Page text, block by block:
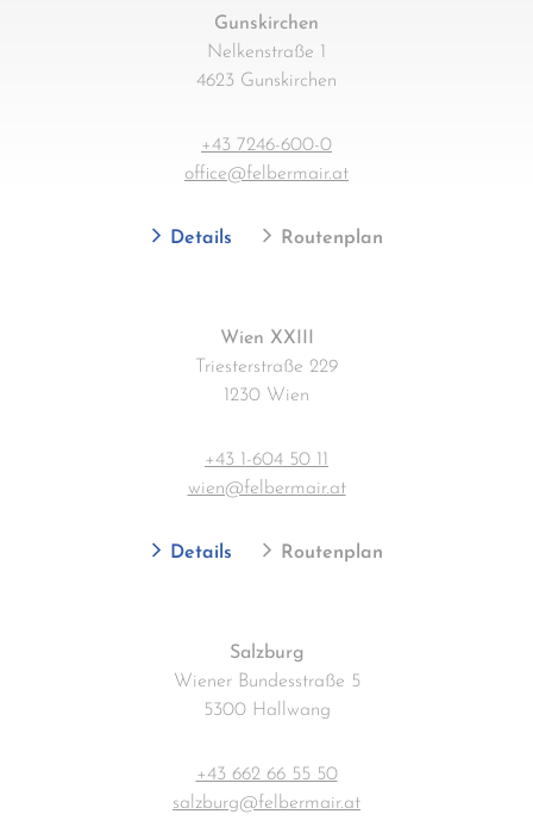
Gunskirchen
Nelkenstraße 1
4623 Gunskirchen
+43 7246-600-0
office@felbermair.at
Details Routenplan
Wien XXIII
Triesterstraße 229
1230 Wien
+43 1-604 50 11
wien@felbermair.at
Details Routenplan
Salzburg
Wiener Bundesstraße 5
5300 Hallwang
+43 662 66 55 50
salzburg@felbermair.at